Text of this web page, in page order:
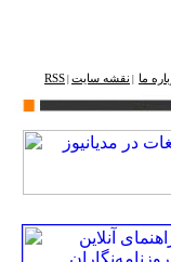
ما نقشه ‌سایت RSS